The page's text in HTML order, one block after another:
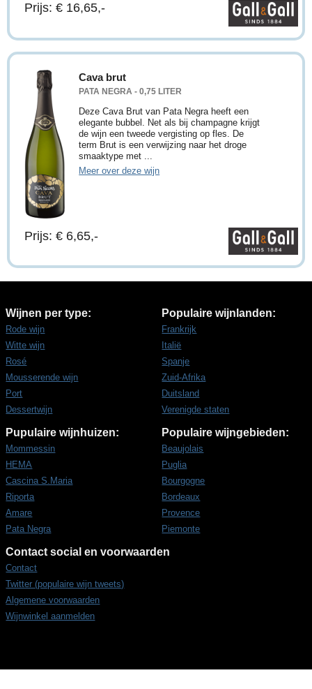
Prijs: € 16,65,-
Cava brut
PATA NEGRA - 0,75 LITER
Deze Cava Brut van Pata Negra heeft een
elegante bubbel. Net als bij champagne krijgt
de wijn een tweede vergisting op fles. De
term Brut is een verwijzing naar het droge
smaaktype met ...
Meer over deze wijn
Prijs: € 6,65,-
Wijnen per type:
Rode wijn
Witte wijn
Rosé
Mousserende wijn
Port
Dessertwijn
Populaire wijnlanden:
Frankrijk
Italië
Spanje
Zuid-Afrika
Duitsland
Verenigde staten
Pupulaire wijnhuizen:
Mommessin
HEMA
Cascina S.Maria
Riporta
Amare
Pata Negra
Populaire wijngebieden:
Beaujolais
Puglia
Bourgogne
Bordeaux
Provence
Piemonte
Contact social en voorwaarden
Contact
Twitter (populaire wijn tweets)
Algemene voorwaarden
Wijnwinkel aanmelden